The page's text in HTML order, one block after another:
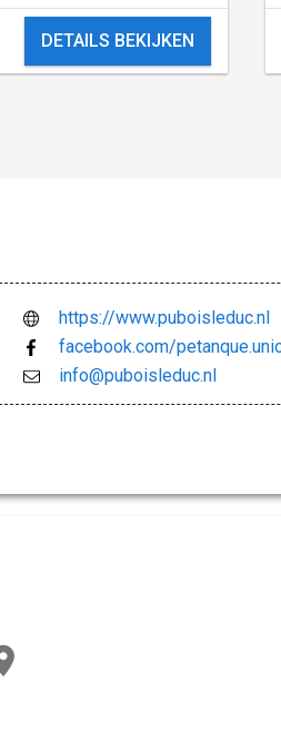
DETAILS BEKIJKEN
https://www.puboisleduc.nl
facebook.com/
info@puboisleduc.nl